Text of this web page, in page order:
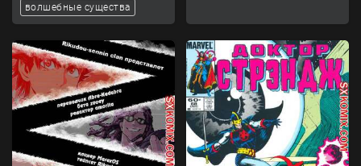
волшебные существа